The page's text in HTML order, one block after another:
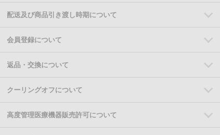
配送及び商品引き渡し時期について
会員登録について
返品・交換について
クーリングオフについて
高度管理医療機器販売許可について